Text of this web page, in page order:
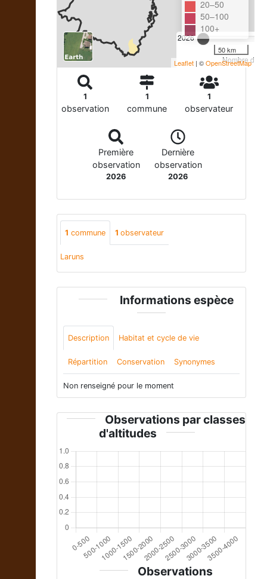
2026
Nombre
20–50
50–100
100+
50 km
Leaflet | ©OpenStreetMap
1
observation
1
commune
1
observateur
Première
observation
2026
Dernière
observation
2026
1 commune 1 observateur
Laruns
Informations espèce
Description Habitat et cycle de vie
Répartition Conservation Synonymes
Non renseigné pour le moment
Observations par classes
d'altitudes
Observations